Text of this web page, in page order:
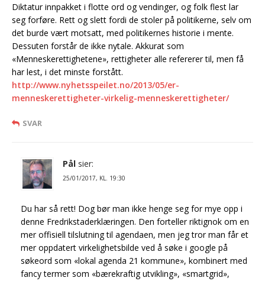
Diktatur innpakket i flotte ord og vendinger, og folk flest lar
seg forføre. Rett og slett fordi de stoler på politikerne, selv om
det burde vært motsatt, med politikernes historie i mente.
Dessuten forstår de ikke nytale. Akkurat som
«Menneskerettighetene», rettigheter alle refererer til, men få
har lest, i det minste forstått.
http://www.nyhetsspeilet.no/2013/05/er-
menneskerettigheter-virkelig-menneskerettigheter/
SVAR
Pål sier:
25/01/2017, KL. 19:30
Du har så rett! Dog bør man ikke henge seg for mye opp i
denne Fredrikstaderklæringen. Den forteller riktignok om en
mer offisiell tilslutning til agendaen, men jeg tror man får et
mer oppdatert virkelighetsbilde ved å søke i google på
søkeord som «lokal agenda 21 kommune», kombinert med
fancy termer som «bærekraftig utvikling», «smartgrid»,